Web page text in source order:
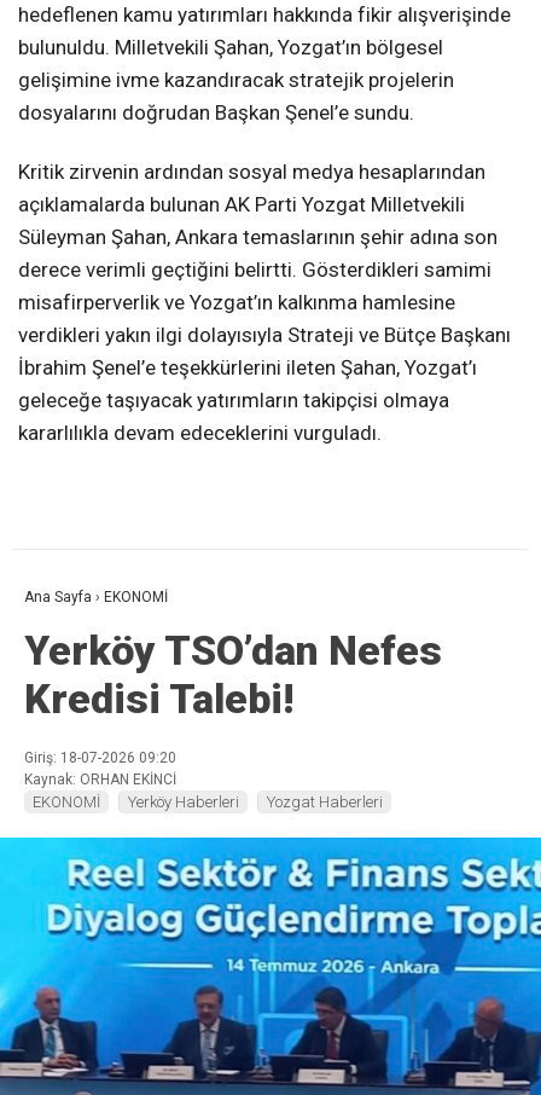
hedeflenen kamu yatırımları hakkında fikir alışverişinde
bulunuldu. Milletvekili Şahan, Yozgat’ın bölgesel
gelişimine ivme kazandıracak stratejik projelerin
dosyalarını doğrudan Başkan Şenel’e sundu.
Kritik zirvenin ardından sosyal medya hesaplarından
açıklamalarda bulunan AK Parti Yozgat Milletvekili
Süleyman Şahan, Ankara temaslarının şehir adına son
derece verimli geçtiğini belirtti. Gösterdikleri samimi
misafirperverlik ve Yozgat’ın kalkınma hamlesine
verdikleri yakın ilgi dolayısıyla Strateji ve Bütçe Başkanı
İbrahim Şenel’e teşekkürlerini ileten Şahan, Yozgat’ı
geleceğe taşıyacak yatırımların takipçisi olmaya
kararlılıkla devam edeceklerini vurguladı.
Ana Sayfa › EKONOMİ
Yerköy TSO’dan Nefes
Kredisi Talebi!
Giriş: 18-07-2026 09:20
Kaynak: ORHAN EKİNCİ
EKONOMİ Yerköy Haberleri Yozgat Haberleri